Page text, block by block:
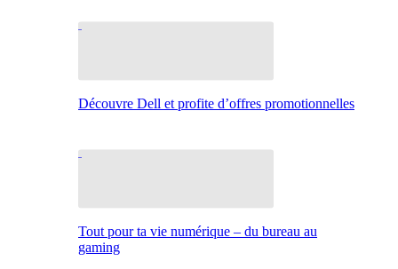
Découvre Dell et profite d’offres promotionnelles
Tout pour ta vie numérique – du bureau au
gaming